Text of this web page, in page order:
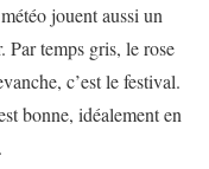
jouent aussi un
Par temps gris, le rose
c’est le festival.
bonne, idéalement en